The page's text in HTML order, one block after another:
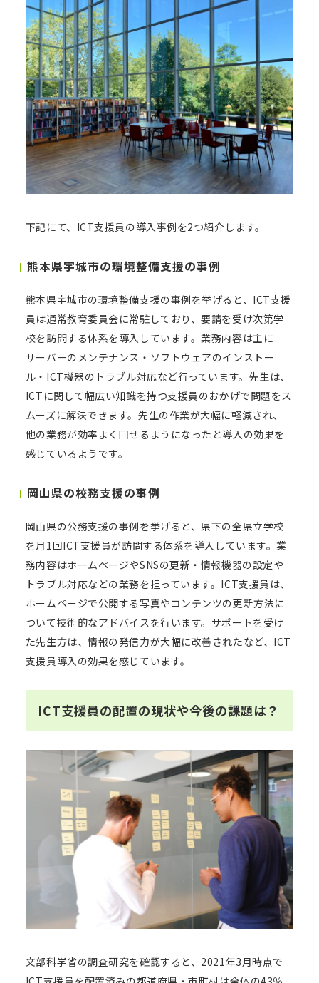
下記にて、ICT支援員の導入事例を2つ紹介します。
熊本県宇城市の環境整備支援の事例
熊本県宇城市の環境整備支援の事例を挙げると、ICT支援
員は通常教育委員会に常駐しており、要請を受け次第学
校を訪問する体系を導入しています。業務内容は主に
サーバーのメンテナンス・ソフトウェアのインストー
ル・ICT機器のトラブル対応など行っています。先生は、
ICTに関して幅広い知識を持つ支援員のおかげで問題をス
ムーズに解決できます。先生の作業が大幅に軽減され、
他の業務が効率よく回せるようになったと導入の効果を
感じているようです。
岡山県の校務支援の事例
岡山県の公務支援の事例を挙げると、県下の全県立学校
を月1回ICT支援員が訪問する体系を導入しています。業
務内容はホームページやSNSの更新・情報機器の設定や
トラブル対応などの業務を担っています。ICT支援員は、
ホームページで公開する写真やコンテンツの更新方法に
ついて技術的なアドバイスを行います。サポートを受け
た先生方は、情報の発信力が大幅に改善されたなど、ICT
支援員導入の効果を感じています。
ICT支援員の配置の現状や今後の課題は？
文部科学省の調査研究を確認すると、2021年3月時点で